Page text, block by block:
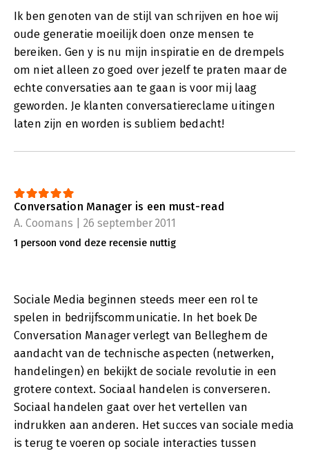
Ik ben genoten van de stijl van schrijven en hoe wij
oude generatie moeilijk doen onze mensen te
bereiken. Gen y is nu mijn inspiratie en de drempels
om niet alleen zo goed over jezelf te praten maar de
echte conversaties aan te gaan is voor mij laag
geworden. Je klanten conversatiereclame uitingen
laten zijn en worden is subliem bedacht!
Conversation Manager is een must-read
A. Coomans | 26 september 2011
1 persoon vond deze recensie nuttig
Sociale Media beginnen steeds meer een rol te
spelen in bedrijfscommunicatie. In het boek De
Conversation Manager verlegt van Belleghem de
aandacht van de technische aspecten (netwerken,
handelingen) en bekijkt de sociale revolutie in een
grotere context. Sociaal handelen is converseren.
Sociaal handelen gaat over het vertellen van
indrukken aan anderen. Het succes van sociale media
is terug te voeren op sociale interacties tussen